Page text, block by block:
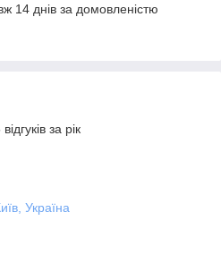
14 днів за домовленістю
за рік
Україна